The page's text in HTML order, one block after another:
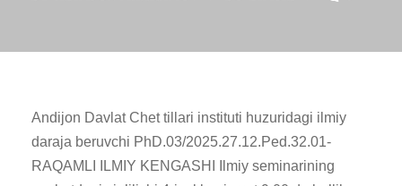
Andijon Davlat Chet tillari instituti huzuridagi ilmiy
daraja beruvchi PhD.03/2025.27.12.Ped.32.01-
RAQAMLI ILMIY KENGASHI Ilmiy seminarining